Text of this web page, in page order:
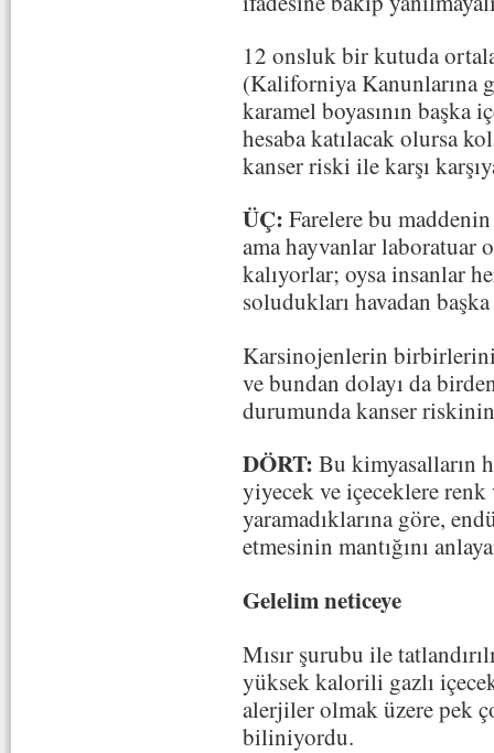
12 onsluk bir kutuda
(Kaliforniya Kanunlarına
karamel boyasının başka
hesaba katılacak olursa
kanser riski ile karşı
ÜÇ: Farelere bu
ama hayvanlar laboratuar
kalıyorlar; oysa insanlar
soludukları havadan
Karsinojenlerin
ve bundan dolayı da
durumunda kanser
DÖRT: Bu kimyasalların
yiyecek ve içeceklere
yaramadıklarına göre,
etmesinin mantığını
Gelelim neticeye
Mısır şurubu ile
yüksek kalorili gazlı
alerjiler olmak üzere pek
biliniyordu.